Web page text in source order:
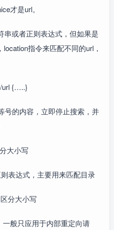
才是url。
串或者正则表达式，但如果是
指令来匹配不同的url，
url {…..}
号的内容，立即停止搜索，并
大小写
表达式，主要用来匹配目录
分大小写
般只应用于内部重定向请